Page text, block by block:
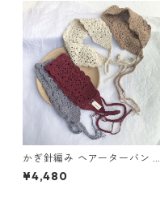
かぎ針編み ヘアーターバン Y
11151
¥4,480